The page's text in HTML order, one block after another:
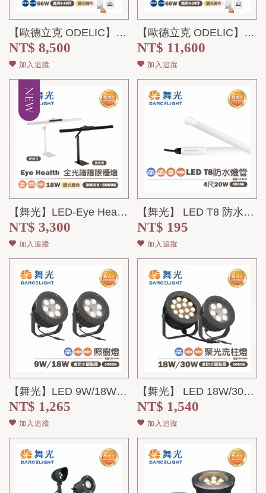
【歐德立克 ODELIC】花 LED 遙控吸頂燈 66W WL251451RTW...
NT$ 8,500
加入追蹤
【歐德立克 ODELIC】縱格子 LED 遙控吸頂燈 66W WL291503R...
NT$ 11,600
加入追蹤
【舞光】LED-Eye Health 全光譜護眼檯燈 桌夾兩用 防眩 無藍光 (...
NT$ 3,300
加入追蹤
【舞光】 LED T8 防水燈管 4尺 白光 全電壓
NT$ 195
加入追蹤
【舞光】LED 9W/18W 照樹燈 黃光 全電壓 IP66
NT$ 1,265
加入追蹤
【舞光】 LED 18W/30W 照樹/洗柱燈 黃光 全電壓 IP66
NT$ 1,540
加入追蹤